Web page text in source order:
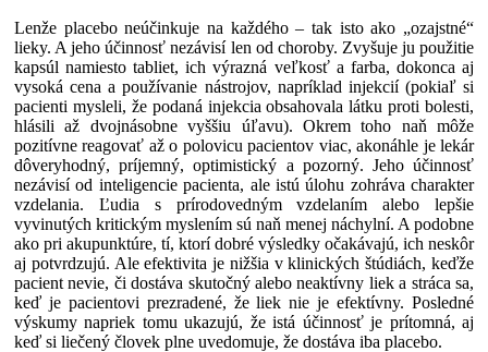
Lenže placebo neúčinkuje na každého – tak isto ako „ozajstné“
lieky. A jeho účinnosť nezávisí len od choroby. Zvyšuje ju použitie
kapsúl namiesto tabliet, ich výrazná veľkosť a farba, dokonca aj
vysoká cena a používanie nástrojov, napríklad injekcií (pokiaľ si
pacienti mysleli, že podaná injekcia obsahovala látku proti bolesti,
hlásili až dvojnásobne vyššiu úľavu). Okrem toho naň môže
pozitívne reagovať až o polovicu pacientov viac, akonáhle je lekár
dôveryhodný, príjemný, optimistický a pozorný. Jeho účinnosť
nezávisí od inteligencie pacienta, ale istú úlohu zohráva charakter
vzdelania. Ľudia s prírodovedným vzdelaním alebo lepšie
vyvinutých kritickým myslením sú naň menej náchylní. A podobne
ako pri akupunktúre, tí, ktorí dobré výsledky očakávajú, ich neskôr
aj potvrdzujú. Ale efektivita je nižšia v klinických štúdiách, keďže
pacient nevie, či dostáva skutočný alebo neaktívny liek a stráca sa,
keď je pacientovi prezradené, že liek nie je efektívny. Posledné
výskumy napriek tomu ukazujú, že istá účinnosť je prítomná, aj
keď si liečený človek plne uvedomuje, že dostáva iba placebo.